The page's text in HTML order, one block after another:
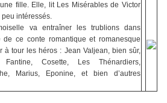
fille. Elle, lit Les Misérables de Victor
peu intéressés.
va entraîner les trublions dans
de ce conte romantique et romanesque
à tour les héros : Jean Valjean, bien sûr,
Cosette, Les Thénardiers,
Marius, Eponine, et bien d’autres